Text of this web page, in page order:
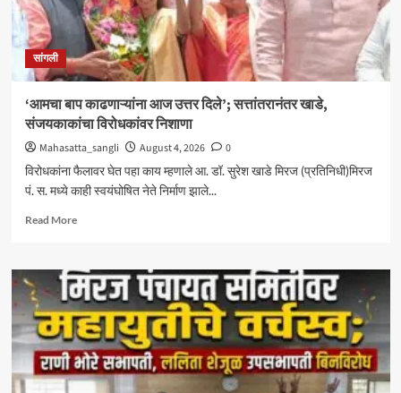
सांगली
‘आमचा बाप काढणाऱ्यांना आज उत्तर दिले’; सत्तांतरानंतर खाडे,
संजयकाकांचा विरोधकांवर निशाणा
Mahasatta_sangli August 4, 2026
0
विरोधकांना फैलावर घेत पहा काय म्हणाले आ. डॉ. सुरेश खाडे मिरज (प्रतिनिधी)मिरज
पं. स. मध्ये काही स्वयंघोषित नेते निर्माण झाले...
Read MoreRead
‘आमचा
बाप
काढणाऱ्यांना
आज
उत्तर
दिले’;
सत्तांतरानंतर